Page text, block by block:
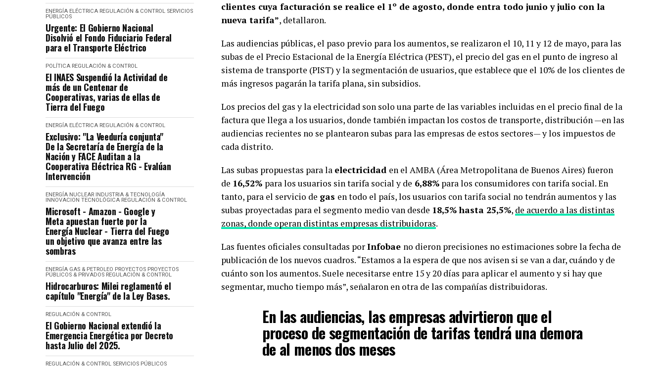
ENERGÍA ELÉCTRICA REGULACIÓN & CONTROL SERVICIOS
PÚBLICOS
Urgente: El Gobierno Nacional
Disolvió el Fondo Fiduciario Federal
para el Transporte Eléctrico
POLÍTICA REGULACIÓN & CONTROL
El INAES Suspendió la Actividad de
más de un Centenar de
Cooperativas, varias de ellas de
Tierra del Fuego
ENERGÍA ELÉCTRICA REGULACIÓN & CONTROL
Exclusivo: "La Veeduría conjunta"
De la Secretaría de Energía de la
Nación y FACE Auditan a la
Cooperativa Eléctrica RG - Evalúan
Intervención
ENERGÍA NUCLEAR INDUSTRIA & TECNOLOGÍA
INNOVACION TECNOLÓGICA REGULACIÓN & CONTROL
Microsoft - Amazon - Google y
Meta apuestan fuerte por la
Energía Nuclear - Tierra del Fuego
un objetivo que avanza entre las
sombras
ENERGÍA GAS & PETROLEO PROYECTOS PROYECTOS
PÚBLICOS & PRIVADOS REGULACIÓN & CONTROL
Hidrocarburos: Milei reglamentó el
capítulo "Energía" de la Ley Bases.
REGULACIÓN & CONTROL
El Gobierno Nacional extendió la
Emergencia Energética por Decreto
hasta Julio del 2025.
REGULACIÓN & CONTROL SERVICIOS PÚBLICOS
clientes cuya facturación se realice el 1º de agosto, donde entra todo junio y julio con la
nueva tarifa”, detallaron.
Las audiencias públicas, el paso previo para los aumentos, se realizaron el 10, 11 y 12 de mayo, para las
subas de el Precio Estacional de la Energía Eléctrica (PEST), el precio del gas en el punto de ingreso al
sistema de transporte (PIST) y la segmentación de usuarios, que establece que el 10% de los clientes de
más ingresos pagarán la tarifa plana, sin subsidios.
Los precios del gas y la electricidad son solo una parte de las variables incluidas en el precio final de la
factura que llega a los usuarios, donde también impactan los costos de transporte, distribución —en las
audiencias recientes no se plantearon subas para las empresas de estos sectores— y los impuestos de
cada distrito.
Las subas propuestas para la electricidad en el AMBA (Área Metropolitana de Buenos Aires) fueron
de 16,52% para los usuarios sin tarifa social y de 6,88% para los consumidores con tarifa social. En
tanto, para el servicio de gas en todo el país, los usuarios con tarifa social no tendrán aumentos y las
subas proyectadas para el segmento medio van desde 18,5% hasta 25,5%, de acuerdo a las distintas
zonas, donde operan distintas empresas distribuidoras.
Las fuentes oficiales consultadas porInfobae no dieron precisiones no estimaciones sobre la fecha de
publicación de los nuevos cuadros. “Estamos a la espera de que nos avisen si se van a dar, cuándo y de
cuánto son los aumentos. Suele necesitarse entre 15 y 20 días para aplicar el aumento y si hay que
segmentar, mucho tiempo más”, señalaron en otra de las compañías distribuidoras.
En las audiencias, las empresas advirtieron que el
proceso de segmentación de tarifas tendrá una demora
de al menos dos meses